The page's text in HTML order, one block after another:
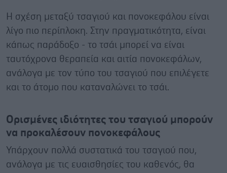
Η σχέση μεταξύ τσαγιού και πονοκεφάλου είναι
λίγο πιο περίπλοκη. Στην πραγματικότητα, είναι
κάπως παράδοξο - το τσάι μπορεί να είναι
ταυτόχρονα θεραπεία και αιτία πονοκεφάλων,
ανάλογα με τον τύπο του τσαγιού που επιλέγετε
και το άτομο που καταναλώνει το τσάι.
Ορισμένες ιδιότητες του τσαγιού μπορούν
να προκαλέσουν πονοκεφάλους
Υπάρχουν πολλά συστατικά του τσαγιού που,
ανάλογα με τις ευαισθησίες του καθενός, θα